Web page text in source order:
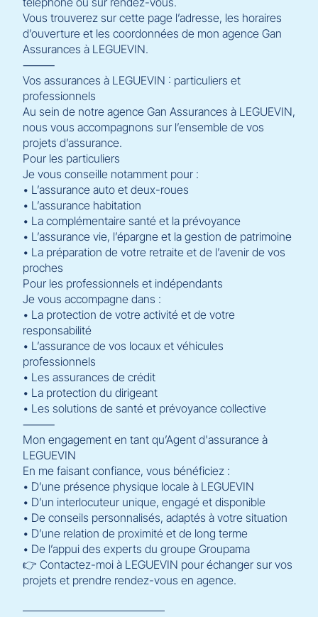
Vous trouverez sur cette page l’adresse, les horaires
d’ouverture et les coordonnées de mon agence Gan
Assurances à LEGUEVIN.
⸻
Vos assurances à LEGUEVIN : particuliers et
professionnels
Au sein de notre agence Gan Assurances à LEGUEVIN,
nous vous accompagnons sur l’ensemble de vos
projets d’assurance.
Pour les particuliers
Je vous conseille notamment pour :
• L’assurance auto et deux-roues
• L’assurance habitation
• La complémentaire santé et la prévoyance
• L’assurance vie, l’épargne et la gestion de patrimoine
• La préparation de votre retraite et de l’avenir de vos
proches
Pour les professionnels et indépendants
Je vous accompagne dans :
• La protection de votre activité et de votre
responsabilité
• L’assurance de vos locaux et véhicules
professionnels
• Les assurances de crédit
• La protection du dirigeant
• Les solutions de santé et prévoyance collective
⸻
Mon engagement en tant qu’Agent d'assurance à
LEGUEVIN
En me faisant confiance, vous bénéficiez :
• D’une présence physique locale à LEGUEVIN
• D’un interlocuteur unique, engagé et disponible
• De conseils personnalisés, adaptés à votre situation
• D’une relation de proximité et de long terme
• De l’appui des experts du groupe Groupama
👉 Contactez-moi à LEGUEVIN pour échanger sur vos
projets et prendre rendez-vous en agence.